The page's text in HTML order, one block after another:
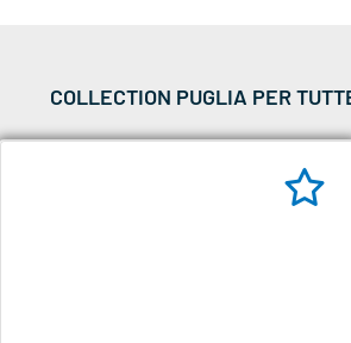
COLLECTION PUGLIA PER